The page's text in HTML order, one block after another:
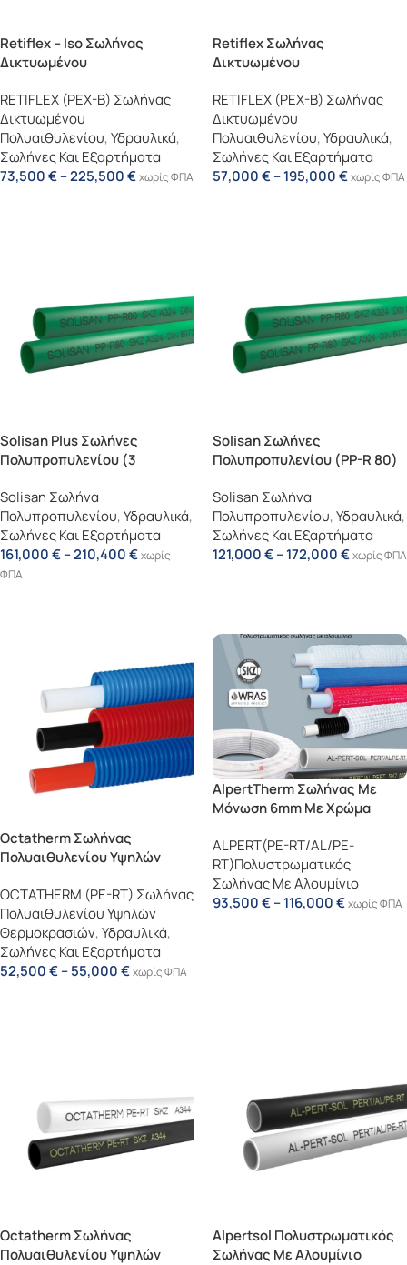
Retiflex – Iso Σωλήνας
Δικτυωμένου
RETIFLEX (PEX-B) Σωλήνας
Δικτυωμένου
Πολυαιθυλενίου,Υδραυλικά,
Σωλήνες Και Εξαρτήματα
73,500€–225,500€χωρίς ΦΠΑ
Retiflex Σωλήνας
Δικτυωμένου
(μαύρος) Εντός
Προστατευτικού Σπιράλ
RETIFLEX (PEX-B) Σωλήνας
Δικτυωμένου
Πολυαιθυλενίου,Υδραυλικά,
Σωλήνες Και Εξαρτήματα
57,000€–195,000€χωρίς ΦΠΑ
Solisan Plus Σωλήνες
Πολυπροπυλενίου (3
RCT)
Solisan Σωλήνα
Πολυπροπυλενίου,Υδραυλικά,
Σωλήνες Και Εξαρτήματα
161,000€–210,400€χωρίς
ΦΠΑ
Solisan Σωλήνες
Πολυπροπυλενίου (PP-R 80)
Solisan Σωλήνα
Πολυπροπυλενίου,Υδραυλικά,
Σωλήνες Και Εξαρτήματα
121,000€–172,000€χωρίς ΦΠΑ
Octatherm Σωλήνας
Πολυαιθυλενίου Υψηλών
Εντός Προστατευτικού
Σπιράλ (PE-RT) (Αντιγραφή)
OCTATHERM (PE-RT) Σωλήνας
Πολυαιθυλενίου Υψηλών
Θερμοκρασιών,Υδραυλικά,
Σωλήνες Και Εξαρτήματα
52,500€–55,000€χωρίς ΦΠΑ
AlpertTherm Σωλήνας Με
Μόνωση 6mm Με Χρώμα
ALPERT(PE-RT/AL/PE-
RT)Πολυστρωματικός
Σωλήνας Με Αλουμίνιο
93,500€–116,000€χωρίς ΦΠΑ
Octatherm Σωλήνας
Πολυαιθυλενίου Υψηλών
Alpertsol Πολυστρωματικός
Σωλήνας Με Αλουμίνιο